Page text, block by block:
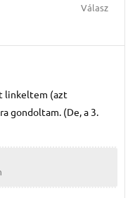
Válasz
linkeltem (azt
gondoltam. (De, a 3.